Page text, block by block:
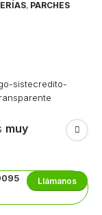
, PARCHES
muy
Llámanos